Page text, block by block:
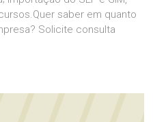
saber em quanto
Solicite consulta